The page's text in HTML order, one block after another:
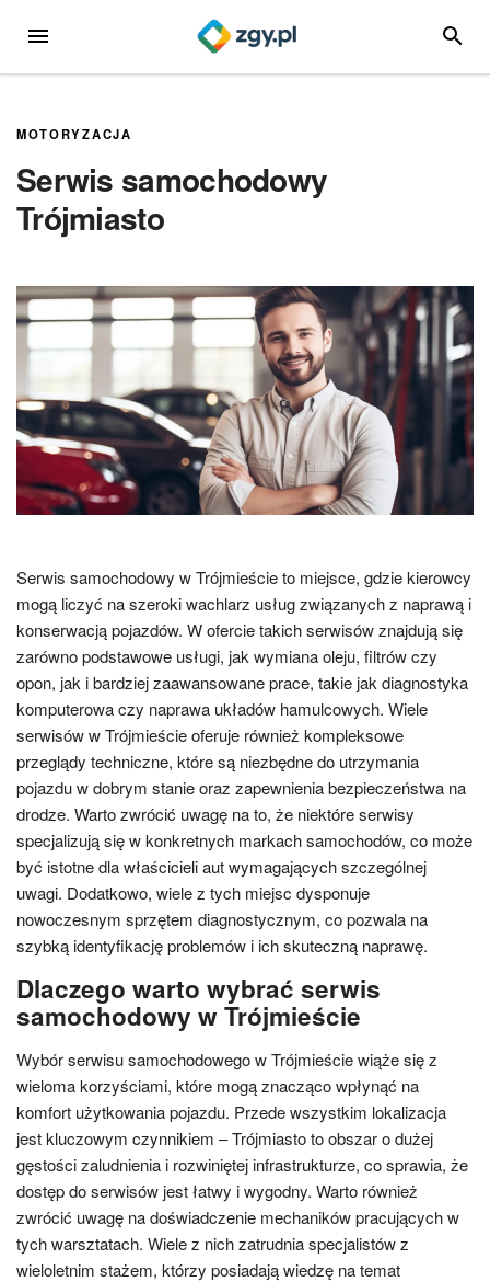
MENU
MOTORYZACJA
Serwis samochodowy
Trójmiasto
Serwis samochodowy w Trójmieście to miejsce, gdzie kierowcy
mogą liczyć na szeroki wachlarz usług związanych z naprawą i
konserwacją pojazdów. W ofercie takich serwisów znajdują się
zarówno podstawowe usługi, jak wymiana oleju, filtrów czy
opon, jak i bardziej zaawansowane prace, takie jak diagnostyka
komputerowa czy naprawa układów hamulcowych. Wiele
serwisów w Trójmieście oferuje również kompleksowe
przeglądy techniczne, które są niezbędne do utrzymania
pojazdu w dobrym stanie oraz zapewnienia bezpieczeństwa na
drodze. Warto zwrócić uwagę na to, że niektóre serwisy
specjalizują się w konkretnych markach samochodów, co może
być istotne dla właścicieli aut wymagających szczególnej
uwagi. Dodatkowo, wiele z tych miejsc dysponuje
nowoczesnym sprzętem diagnostycznym, co pozwala na
szybką identyfikację problemów i ich skuteczną naprawę.
Dlaczego warto wybrać serwis
samochodowy w Trójmieście
Wybór serwisu samochodowego w Trójmieście wiąże się z
wieloma korzyściami, które mogą znacząco wpłynąć na
komfort użytkowania pojazdu. Przede wszystkim lokalizacja
jest kluczowym czynnikiem – Trójmiasto to obszar o dużej
gęstości zaludnienia i rozwiniętej infrastrukturze, co sprawia, że
dostęp do serwisów jest łatwy i wygodny. Warto również
zwrócić uwagę na doświadczenie mechaników pracujących w
tych warsztatach. Wiele z nich zatrudnia specjalistów z
wieloletnim stażem, którzy posiadają wiedzę na temat